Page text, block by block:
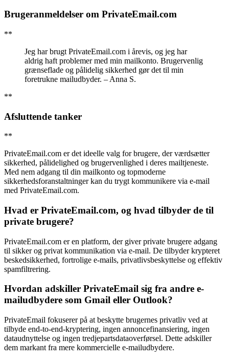
Brugeranmeldelser om PrivateEmail.com
**
Jeg har brugt PrivateEmail.com i årevis, og jeg har
aldrig haft problemer med min mailkonto. Brugervenlig
grænseflade og pålidelig sikkerhed gør det til min
foretrukne mailudbyder. – Anna S.
**
Afsluttende tanker
**
PrivateEmail.com er det ideelle valg for brugere, der værdsætter
sikkerhed, pålidelighed og brugervenlighed i deres mailtjeneste.
Med nem adgang til din mailkonto og topmoderne
sikkerhedsforanstaltninger kan du trygt kommunikere via e-mail
med PrivateEmail.com.
Hvad er PrivateEmail.com, og hvad tilbyder de til
private brugere?
PrivateEmail.com er en platform, der giver private brugere adgang
til sikker og privat kommunikation via e-mail. De tilbyder krypteret
beskedsikkerhed, fortrolige e-mails, privatlivsbeskyttelse og effektiv
spamfiltrering.
Hvordan adskiller PrivateEmail sig fra andre e-
mailudbydere som Gmail eller Outlook?
PrivateEmail fokuserer på at beskytte brugernes privatliv ved at
tilbyde end-to-end-kryptering, ingen annoncefinansiering, ingen
dataudnyttelse og ingen tredjepartsdataoverførsel. Dette adskiller
dem markant fra mere kommercielle e-mailudbydere.